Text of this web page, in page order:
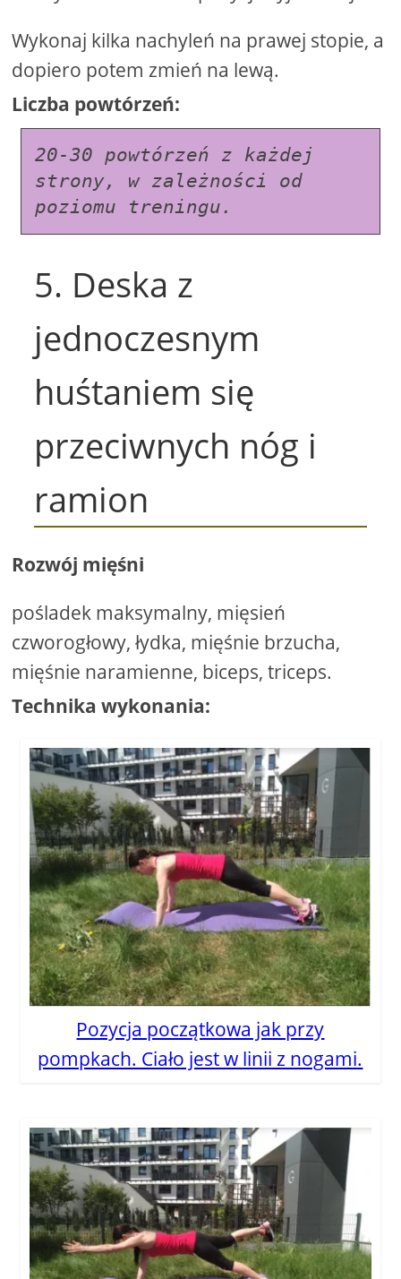
Wykonaj kilka nachyleń na prawej stopie, a
dopiero potem zmień na lewą.
Liczba powtórzeń:
20-30 powtórzeń z każdej
strony, w zależności od
poziomu treningu.
5. Deska z
jednoczesnym
huśtaniem się
przeciwnych nóg i
ramion
Rozwój mięśni
pośladek maksymalny, mięsień
czworogłowy, łydka, mięśnie brzucha,
mięśnie naramienne, biceps, triceps.
Technika wykonania:
Pozycja początkowa jak przy
pompkach. Ciało jest w linii z nogami.